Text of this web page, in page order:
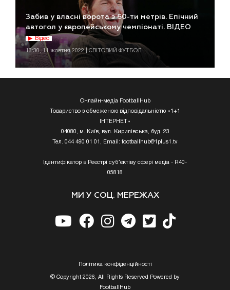
Забив у власні ворота з 60-ти метрів. Епічний
автогол у європейському чемпіонаті. ВІДЕО
Відео
13:30, 11 жовтня 2022 | СВІТОВИЙ ФУТБОЛ
Онлайн-медіа FootballHub
Товариство з обмеженою відповідальністю «1+1
ІНТЕРНЕТ»
04080, м. Київ, вул. Кирилівська, буд. 23
Тел. 044 490 01 01, Email: footballhub@1plus1.tv
Ідентифікатор в Реєстрі суб’єктіву сфері медіа - R40-
05818
МИ У СОЦ. МЕРЕЖАХ
Полiтика конфiденцiйностi
© Copyright 2026, All Rights Reserved Powered by
FootballHub